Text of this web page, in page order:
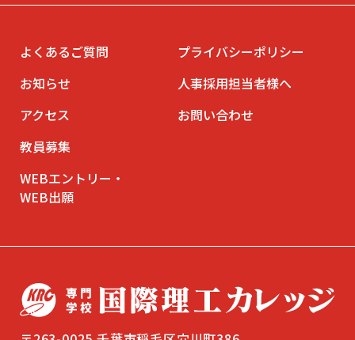
よくあるご質問
お知らせ
アクセス
教員募集
WEBエントリー・
WEB出願
プライバシーポリシー
人事採用担当者様へ
お問い合わせ